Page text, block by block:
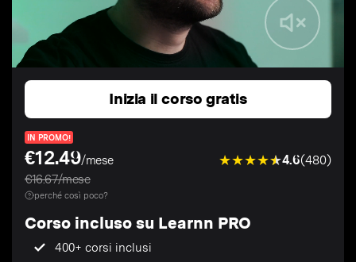
Inizia il corso gratis
IN PROMO!
€12.49/mese
€16.67/mese
4.6(480)
perché così poco?
Corso incluso su Learnn PRO
400+ corsi inclusi